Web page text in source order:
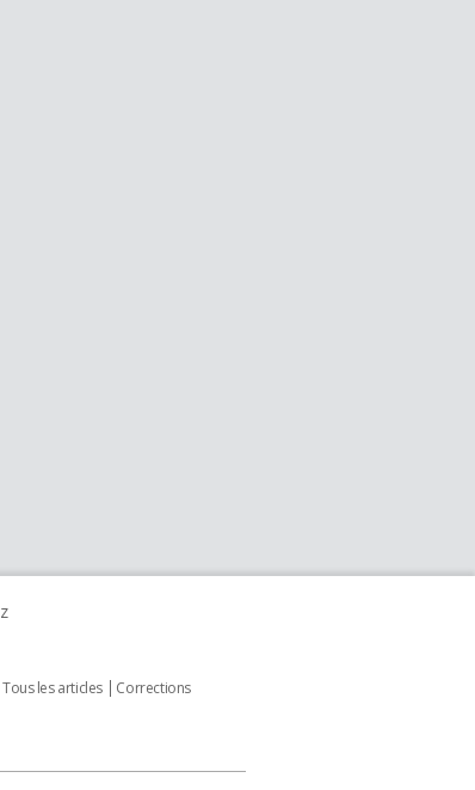
z
Tous les articles
Corrections